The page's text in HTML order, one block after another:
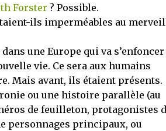
Forster ? Possible.
ils imperméables au
une Europe qui va s’enfoncer
vie. Ce sera aux humains
Mais avant, ils étaient présents.
ou une histoire parallèle (au
de feuilleton, protagonistes
personnages principaux, ou